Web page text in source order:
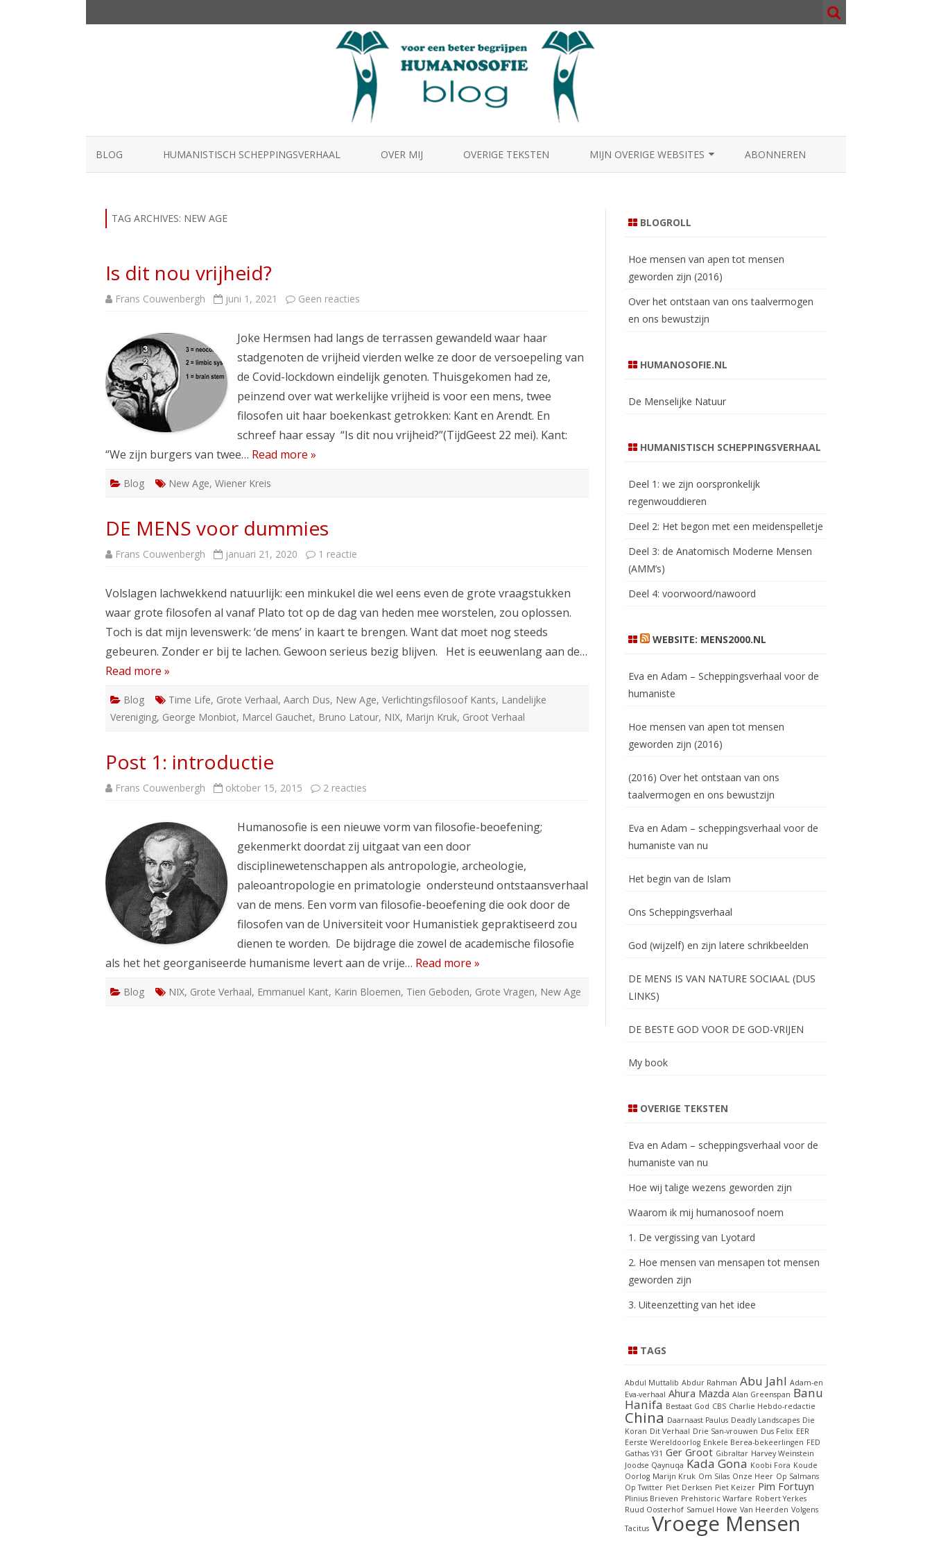
to
BLOG HUMANISTISCH SCHEPPINGSVERHAAL OVER MIJ OVERIGE TEKSTEN MIJN OVERIGE WEBSITES ABONNEREN
TAG ARCHIVES: NEW AGE
Is dit nou vrijheid?
Frans Couwenbergh juni 1, 2021 Geen reacties
vrijheid?
Joke Hermsen had langs de terrassen gewandeld waar haar
stadgenoten de vrijheid vierden welke ze door de versoepeling van
de Covid-lockdown eindelijk genoten. Thuisgekomen had ze,
peinzend over wat werkelijke vrijheid is voor een mens, twee
filosofen uit haar boekenkast getrokken: Kant en Arendt. En
schreef haar essay “Is dit nou vrijheid?”(TijdGeest 22 mei). Kant:
“We zijn burgers van twee… Read more »
Blog New Age, Wiener Kreis
DE MENS voor dummies
Frans Couwenbergh januari 21, 2020 1 reactie
dummies
Volslagen lachwekkend natuurlijk: een minkukel die wel eens even de grote vraagstukken
waar grote filosofen al vanaf Plato tot op de dag van heden mee worstelen, zou oplossen.
Toch is dat mijn levenswerk: ‘de mens’ in kaart te brengen. Want dat moet nog steeds
gebeuren. Zonder er bij te lachen. Gewoon serieus bezig blijven. Het is eeuwenlang aan de…
Read more »
Blog Time Life, Grote Verhaal, Aarch Dus, New Age, Verlichtingsfilosoof Kants, Landelijke
Vereniging, George Monbiot, Marcel Gauchet, Bruno Latour, NIX, Marijn Kruk, Groot Verhaal
Post 1: introductie
Frans Couwenbergh oktober 15, 2015 2 reacties
Humanosofie is een nieuwe vorm van filosofie-beoefening;
gekenmerkt doordat zij uitgaat van een door
disciplinewetenschappen als antropologie, archeologie,
paleoantropologie en primatologie ondersteund ontstaansverhaal
van de mens. Een vorm van filosofie-beoefening die ook door de
filosofen van de Universiteit voor Humanistiek gepraktiseerd zou
dienen te worden. De bijdrage die zowel de academische filosofie
als het het georganiseerde humanisme levert aan de vrije… Read more »
Blog NIX, Grote Verhaal, Emmanuel Kant, Karin Bloemen, Tien Geboden, Grote Vragen, New Age
BLOGROLL
Hoe mensen van apen tot mensen
geworden zijn (2016)
Over het ontstaan van ons taalvermogen
en ons bewustzijn
HUMANOSOFIE.NL
De Menselijke Natuur
HUMANISTISCH SCHEPPINGSVERHAAL
Deel 1: we zijn oorspronkelijk
regenwouddieren
Deel 2: Het begon met een meidenspelletje
Deel 3: de Anatomisch Moderne Mensen
(AMM’s)
Deel 4: voorwoord/nawoord
WEBSITE: MENS2000.NL
Eva en Adam – Scheppingsverhaal voor de
humaniste
Hoe mensen van apen tot mensen
geworden zijn (2016)
(2016) Over het ontstaan van ons
taalvermogen en ons bewustzijn
Eva en Adam – scheppingsverhaal voor de
humaniste van nu
Het begin van de Islam
Ons Scheppingsverhaal
God (wijzelf) en zijn latere schrikbeelden
DE MENS IS VAN NATURE SOCIAAL (DUS
LINKS)
DE BESTE GOD VOOR DE GOD-VRIJEN
My book
OVERIGE TEKSTEN
Eva en Adam – scheppingsverhaal voor de
humaniste van nu
Hoe wij talige wezens geworden zijn
Waarom ik mij humanosoof noem
1. De vergissing van Lyotard
2. Hoe mensen van mensapen tot mensen
geworden zijn
3. Uiteenzetting van het idee
TAGS
Abdul Muttalib Abdur Rahman Abu Jahl Adam-en
Eva-verhaal Ahura Mazda Alan Greenspan Banu
Hanifa Bestaat God CBS Charlie Hebdo-redactie
China Daarnaast Paulus Deadly Landscapes Die
Koran Dit Verhaal Drie San-vrouwen Dus Felix EER
Eerste Wereldoorlog Enkele Berea-bekeerlingen FED
Gathas Y31 Ger Groot Gibraltar Harvey Weinstein
Joodse Qaynuqa Kada Gona Koobi Fora Koude
Oorlog Marijn Kruk Om Silas Onze Heer Op Salmans
Op Twitter Piet Derksen Piet Keizer Pim Fortuyn
Plinius Brieven Prehistoric Warfare Robert Yerkes
Ruud Oosterhof Samuel Howe Van Heerden Volgens
Tacitus Vroege Mensen